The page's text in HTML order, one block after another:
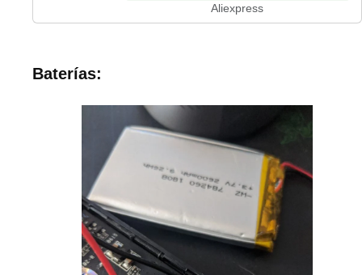
Aliexpress
Baterías: